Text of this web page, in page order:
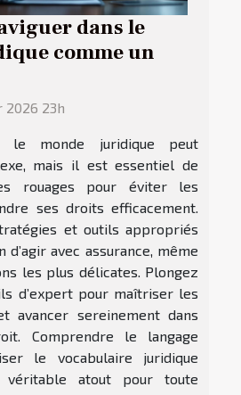
dans le
comme un
23h
le monde juridique peut
mais il est essentiel de
rouages pour éviter les
ses droits efficacement.
et outils appropriés
d’agir avec assurance, même
les plus délicates. Plongez
d’expert pour maîtriser les
avancer sereinement dans
Comprendre le langage
le vocabulaire juridique
véritable atout pour toute